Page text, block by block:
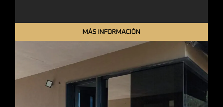
MÁS INFORMACIÓN